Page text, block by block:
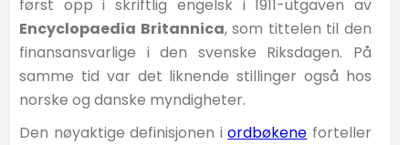
først opp i skriftlig engelsk i 1911-utgaven av
Encyclopaedia Britannica, som tittelen til den
finansansvarlige i den svenske Riksdagen. På
samme tid var det liknende stillinger også hos
norske og danske myndigheter.
Den nøyaktige definisjonen iordbøkene forteller